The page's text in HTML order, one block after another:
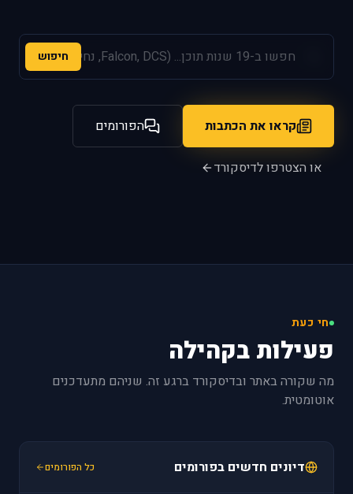
חיפוש
קראו את הכתבות הפורומים
או הצטרפו לדיסקורד
חי כעת
פעילות בקהילה
מה שקורה באתר ובדיסקורד ברגע זה. שניהם מתעדכנים
אוטומטית.
דיונים חדשים בפורומים כל הפורומים